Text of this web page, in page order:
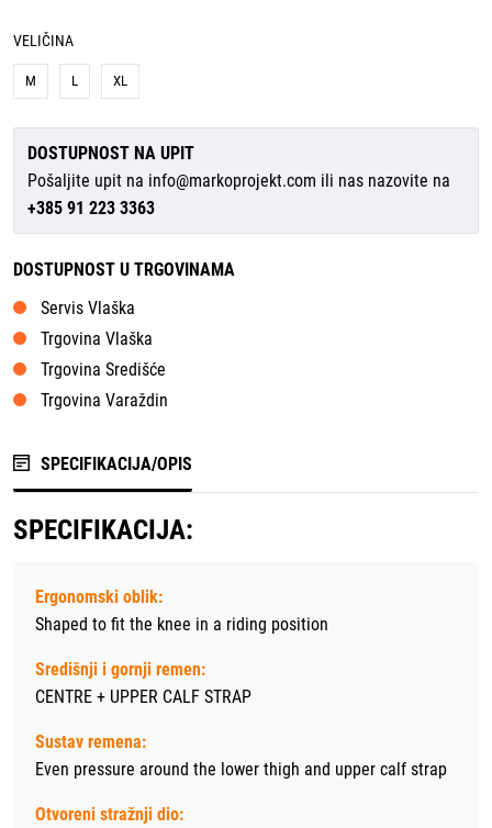
VELIČINA
M L XL
DOSTUPNOST NA UPIT
Pošaljite upit na info@markoprojekt.com ili nas nazovite na
+385 91 223 3363
DOSTUPNOST U TRGOVINAMA
Servis Vlaška
Trgovina Vlaška
Trgovina Središće
Trgovina Varaždin
SPECIFIKACIJA/OPIS
SPECIFIKACIJA:
Ergonomski oblik:
Shaped to fit the knee in a riding position
Središnji i gornji remen:
CENTRE + UPPER CALF STRAP
Sustav remena:
Even pressure around the lower thigh and upper calf strap
Otvoreni stražnji dio: